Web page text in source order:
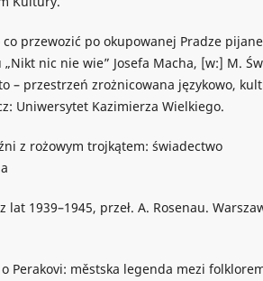
co przewozić po okupowanej Pradze
nic nie wie” Josefa Macha, [w:] M.
– przestrzeń zrożnicowana językowo,
Uniwersytet Kazimierza Wielkiego.
z rożowym trojkątem: świadectwo
1939–1945, przeł. A. Rosenau.
o Perakovi: městska legenda mezi